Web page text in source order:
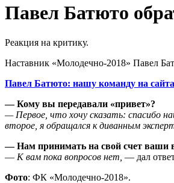
Павел Батюто
Реакция на критику.
Наставник «Молодечно-2018» Павел
Павел Батюто: нашу команду на
— Кому вы передавали «привет»?
— Первое, что хочу сказать: спасибо
второе, я обращался к диванным
— Нам принимать на свой счет ваши
— К вам пока вопросов нет, — дал
Фото: ФК «Молодечно-2018».